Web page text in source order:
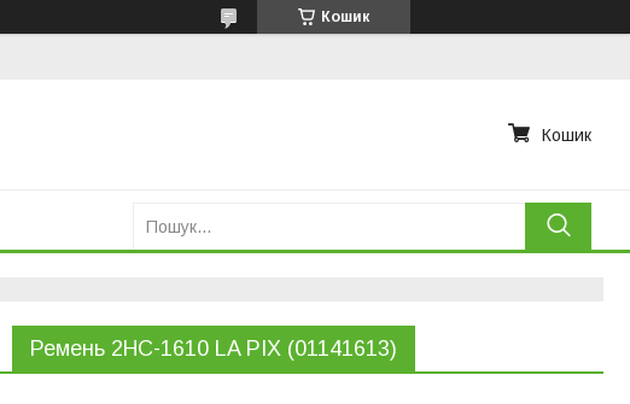
Кошик
Кошик
Ремень 2НС-1610 LA PIX (01141613)